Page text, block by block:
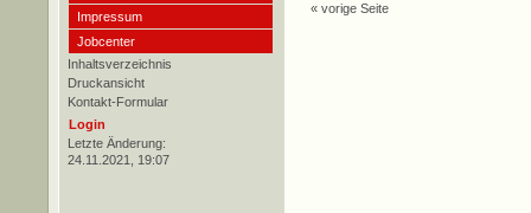
Impressum
Jobcenter
Inhaltsverzeichnis
Druckansicht
Kontakt-Formular
Login
Letzte Änderung:
24.11.2021, 19:07
« vorige Seite